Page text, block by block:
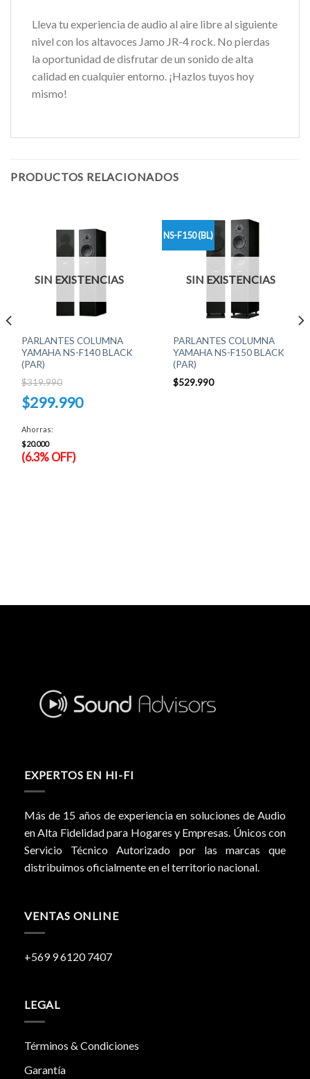
Lleva tu experiencia de audio al aire libre al siguiente
nivel con los altavoces Jamo JR-4 rock. No pierdas
la oportunidad de disfrutar de un sonido de alta
calidad en cualquier entorno. ¡Hazlos tuyos hoy
mismo!
PRODUCTOS RELACIONADOS
SIN EXISTENCIAS
PARLANTES COLUMNA
YAMAHA NS-F140 BLACK
(PAR)
$319.990
El
precio
original
$319.990.
$299.990
precio
actual
es:
$299.990.
Ahorras:
$20.000
(6.3% OFF)
NS-F150 (BL)
SIN EXISTENCIAS
PARLANTES COLUMNA
YAMAHA NS-F150 BLACK
(PAR)
$529.990
EXPERTOS EN HI-FI
Más de 15 años de experiencia en soluciones de Audio
en Alta Fidelidad para Hogares y Empresas. Únicos con
Servicio Técnico Autorizado por las marcas que
distribuimos oficialmente en el territorio nacional.
VENTAS ONLINE
+569 9 6120 7407
LEGAL
Términos & Condiciones
Garantía